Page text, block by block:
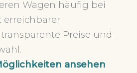
Wagen häufig bei
erreichbarer
Preise und
ansehen